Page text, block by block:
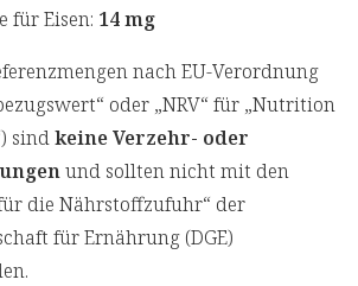
für Eisen: 14 mg
nach EU-Verordnung
oder „NRV“ für „Nutrition
sindkeine Verzehr- oder
und sollten nicht mit den
die Nährstoffzufuhr“ der
für Ernährung (DGE)